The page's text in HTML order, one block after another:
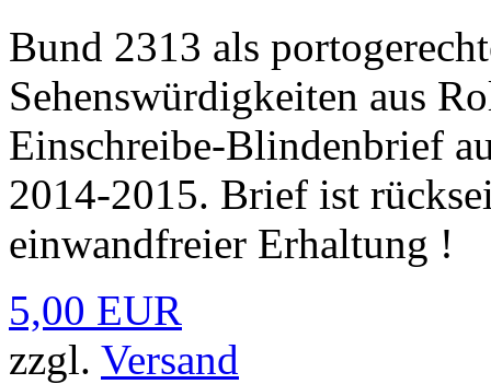
Bund 2313 als
Sehenswürdigkeiten aus
Einschreibe-Blindenbrief
2014-2015. Brief ist
einwandfreier Erhaltung !
5,00 EUR
zzgl. Versand